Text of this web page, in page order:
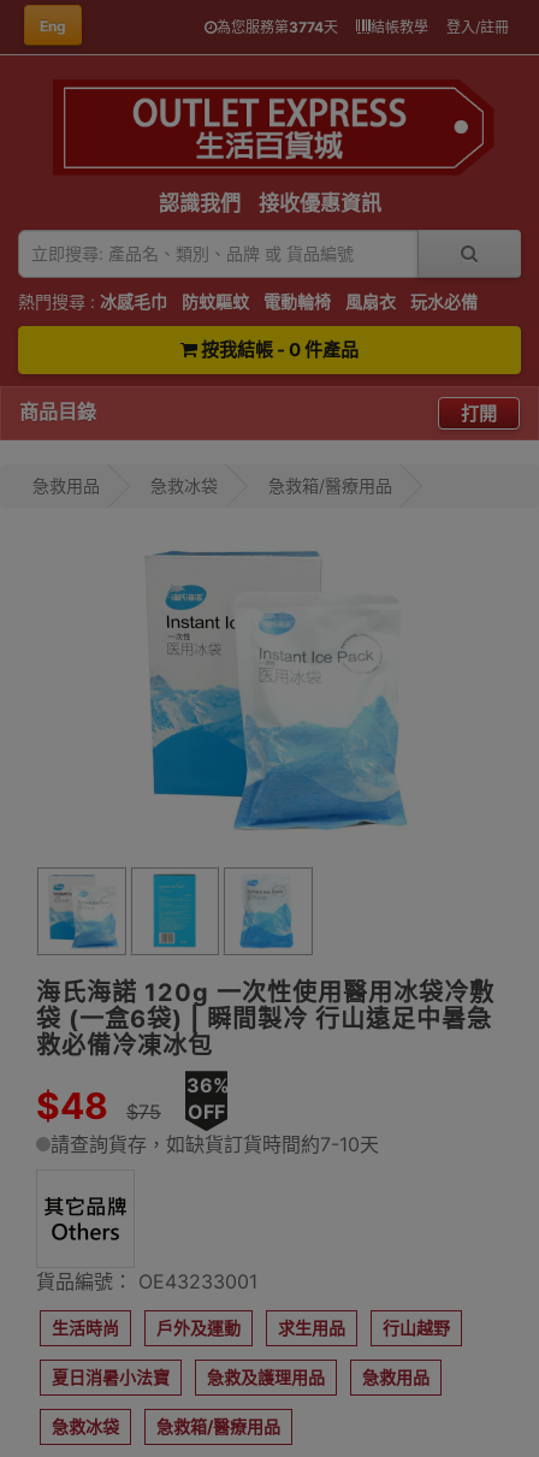
Eng 為您服務第3774天 結帳教學 登入/註冊
認識我們 接收優惠資訊
熱門搜尋 : 冰感毛巾 防蚊驅蚊 電動輪椅 風扇衣 玩水必備
按我結帳 - 0 件產品
商品目錄 打開
急救用品 急救冰袋 急救箱/醫療用品
海氏海諾 120g 一次性使用醫用冰袋冷敷
袋 (一盒6袋) | 瞬間製冷 行山遠足中暑急
救必備冷凍冰包
$48 $75
36%
OFF
請查詢貨存，如缺貨訂貨時間約7-10天
貨品編號： OE43233001
生活時尚 戶外及運動 求生用品 行山越野
夏日消暑小法寶 急救及護理用品 急救用品
急救冰袋 急救箱/醫療用品